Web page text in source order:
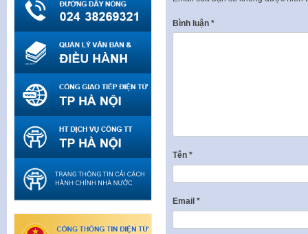
Bình luận *
Tên *
Email *